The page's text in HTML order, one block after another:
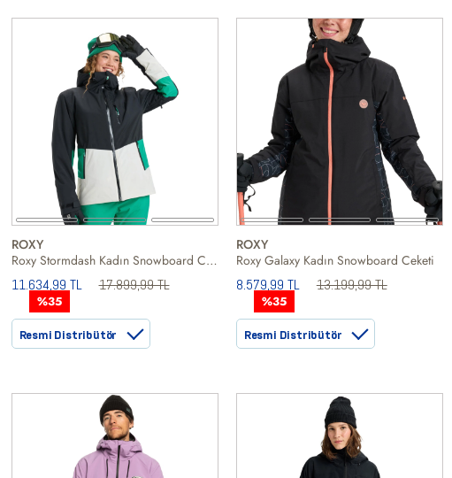
ROXY
Roxy Stormdash Kadın Snowboard Ceketi
11.634,99 TL 17.899,99 TL
%35
Resmi Distribütör
ROXY
Roxy Galaxy Kadın Snowboard Ceketi
8.579,99 TL 13.199,99 TL
%35
Resmi Distribütör